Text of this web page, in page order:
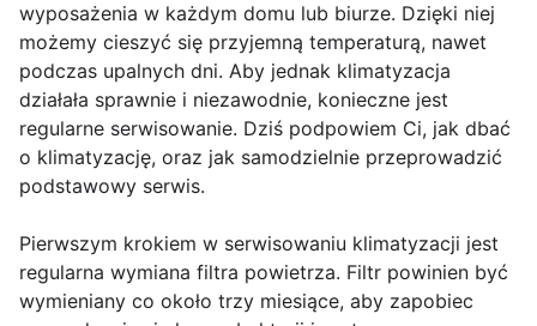
wyposażenia w każdym domu lub biurze. Dzięki niej
możemy cieszyć się przyjemną temperaturą, nawet
podczas upalnych dni. Aby jednak klimatyzacja
działała sprawnie i niezawodnie, konieczne jest
regularne serwisowanie. Dziś podpowiem Ci, jak dbać
o klimatyzację, oraz jak samodzielnie przeprowadzić
podstawowy serwis.
Pierwszym krokiem w serwisowaniu klimatyzacji jest
regularna wymiana filtra powietrza. Filtr powinien być
wymieniany co około trzy miesiące, aby zapobiec